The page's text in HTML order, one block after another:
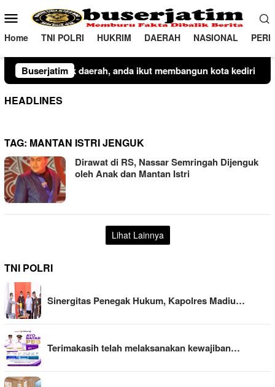
ke
konten
Menu
Mobile
Home TNI POLRI HUKRIM DAERAH NASIONAL
Buserjatim
ikut membangun kota kediri Plt Camat Lembang
HEADLINES
TAG: MANTAN ISTRI JENGUK
Dirawat di RS, Nassar Semringah Dijenguk
oleh Anak dan Mantan Istri
Lihat Lainnya
TNI POLRI
Sinergitas Penegak Hukum, Kapolres Madiu…
Terimakasih telah melaksanakan kewajiban…